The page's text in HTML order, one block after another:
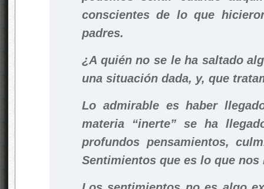
conscientes de lo que
padres.
¿A quién no se le ha saltado
una situación dada, y, que
Lo admirable es haber
materia “inerte” se ha
profundos pensamientos,
Sentimientos que es lo que nos